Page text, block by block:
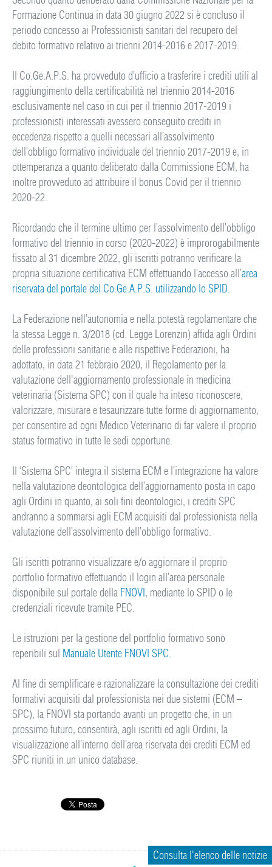
Formazione Continua in data 30 giugno 2022 si è concluso il
periodo concesso ai Professionisti sanitari del recupero del
debito formativo relativo ai trienni 2014-2016 e 2017-2019.
Il Co.Ge.A.P.S. ha provveduto d’ufficio a trasferire i crediti utili al
raggiungimento della certificabilità nel triennio 2014-2016
esclusivamente nel caso in cui per il triennio 2017-2019 i
professionisti interessati avessero conseguito crediti in
eccedenza rispetto a quelli necessari all’assolvimento
dell’obbligo formativo individuale del triennio 2017-2019 e, in
ottemperanza a quanto deliberato dalla Commissione ECM, ha
inoltre provveduto ad attribuire il bonus Covid per il triennio
2020-22.
Ricordando che il termine ultimo per l’assolvimento dell’obbligo
formativo del triennio in corso (2020-2022) è improrogabilmente
fissato al 31 dicembre 2022, gli iscritti potranno verificare la
propria situazione certificativa ECM effettuando l’accesso all’area
riservata del portale del Co.Ge.A.P.S. utilizzando lo SPID.
La Federazione nell’autonomia e nella potestà regolamentare che
la stessa Legge n. 3/2018 (cd. Legge Lorenzin) affida agli Ordini
delle professioni sanitarie e alle rispettive Federazioni, ha
adottato, in data 21 febbraio 2020, il Regolamento per la
valutazione dell'aggiornamento professionale in medicina
veterinaria (Sistema SPC) con il quale ha inteso riconoscere,
valorizzare, misurare e tesaurizzare tutte forme di aggiornamento,
per consentire ad ogni Medico Veterinario di far valere il proprio
status formativo in tutte le sedi opportune.
Il ‘Sistema SPC’ integra il sistema ECM e l’integrazione ha valore
nella valutazione deontologica dell’aggiornamento posta in capo
agli Ordini in quanto, ai soli fini deontologici, i crediti SPC
andranno a sommarsi agli ECM acquisiti dal professionista nella
valutazione dell’assolvimento dell’obbligo formativo.
Gli iscritti potranno visualizzare e/o aggiornare il proprio
portfolio formativo effettuando il login all’area personale
disponibile sul portale della FNOVI, mediante lo SPID o le
credenziali ricevute tramite PEC.
Le istruzioni per la gestione del portfolio formativo sono
reperibili sul Manuale Utente FNOVI SPC.
Al fine di semplificare e razionalizzare la consultazione dei crediti
formativi acquisiti dal professionista nei due sistemi (ECM –
SPC), la FNOVI sta portando avanti un progetto che, in un
prossimo futuro, consentirà, agli iscritti ed agli Ordini, la
visualizzazione all’interno dell’area riservata dei crediti ECM ed
SPC riuniti in un unico database.
Consulta l'elenco delle notizie